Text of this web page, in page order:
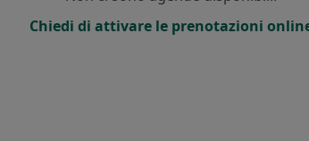
Chiedi di attivare le prenotazioni